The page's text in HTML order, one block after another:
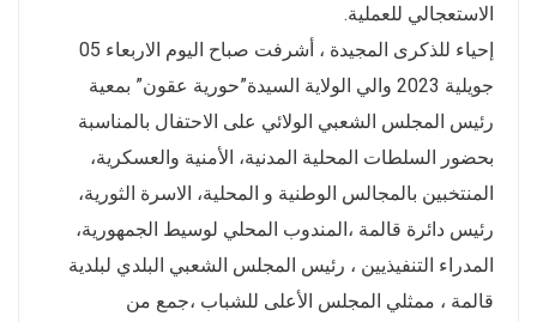
الاستعجالي للعملية.
إحياء للذكرى المجيدة ، أشرفت صباح اليوم الاربعاء 05
جويلية 2023 والي الولاية السيدة”حورية عقون” بمعية
رئيس المجلس الشعبي الولائي على الاحتفال بالمناسبة
بحضور السلطات المحلية المدنية، الأمنية والعسكرية،
المنتخبين بالمجالس الوطنية و المحلية، الاسرة الثورية،
رئيس دائرة قالمة ،المندوب المحلي لوسيط الجمهورية،
المدراء التنفيذيين ، رئيس المجلس الشعبي البلدي لبلدية
قالمة ، ممثلي المجلس الأعلى للشباب ،جمع من